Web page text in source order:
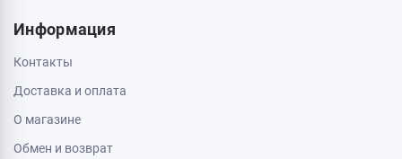
Информация
Контакты
Доставка и оплата
О магазине
Обмен и возврат